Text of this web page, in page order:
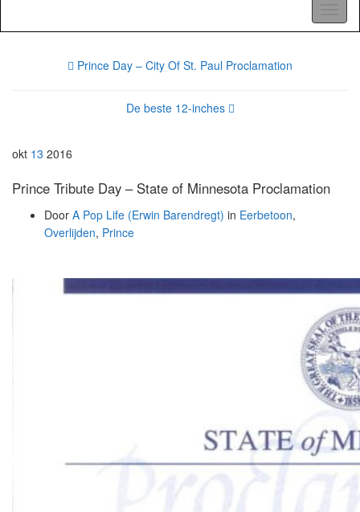
Prince Day – City Of St. Paul Proclamation
De beste 12-inches
okt 13 2016
Prince Tribute Day – State of Minnesota Proclamation
Door A Pop Life (Erwin Barendregt) in Eerbetoon,
Overlijden, Prince